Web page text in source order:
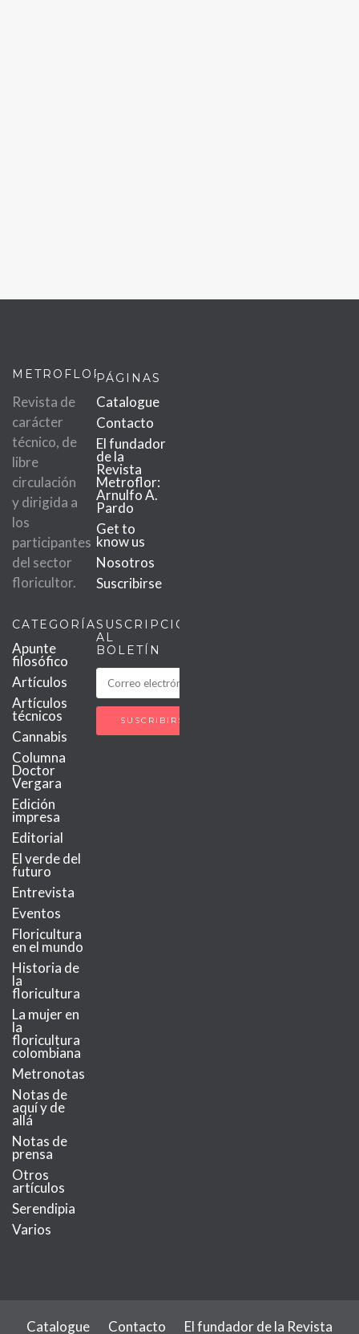
METROFLOR
Revista de
carácter
técnico, de
libre
circulación
y dirigida a
los
participantes
del sector
floricultor.
PÁGINAS
Catalogue
Contacto
El fundador
de la
Revista
Metroflor:
Arnulfo A.
Pardo
Get to
know us
Nosotros
Suscribirse
CATEGORÍAS
Apunte
filosófico
Artículos
Artículos
técnicos
Cannabis
Columna
Doctor
Vergara
Edición
impresa
Editorial
El verde del
futuro
Entrevista
Eventos
Floricultura
en el mundo
Historia de
la
floricultura
La mujer en
la
floricultura
colombiana
Metronotas
Notas de
aquí y de
allá
Notas de
prensa
Otros
artículos
Serendipia
Varios
SUSCRIPCIÓN
AL
BOLETÍN
Catalogue Contacto El fundador de la Revista